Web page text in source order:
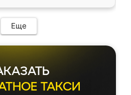
Еще
ТАКСИ